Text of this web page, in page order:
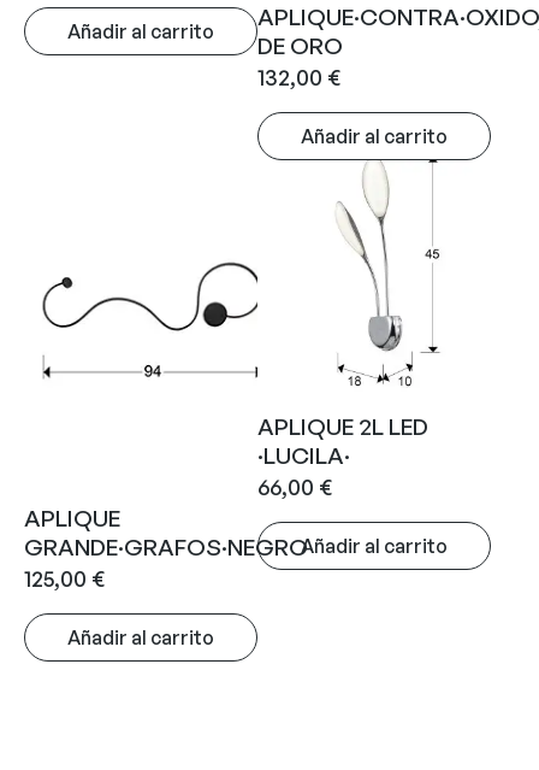
Añadir al carrito
DE ORO
132,00 €
Añadir al carrito
APLIQUE
GRANDE·GRAFOS·NEGRO
125,00 €
Añadir al carrito
APLIQUE 2L LED
·LUCILA·
66,00 €
Añadir al carrito